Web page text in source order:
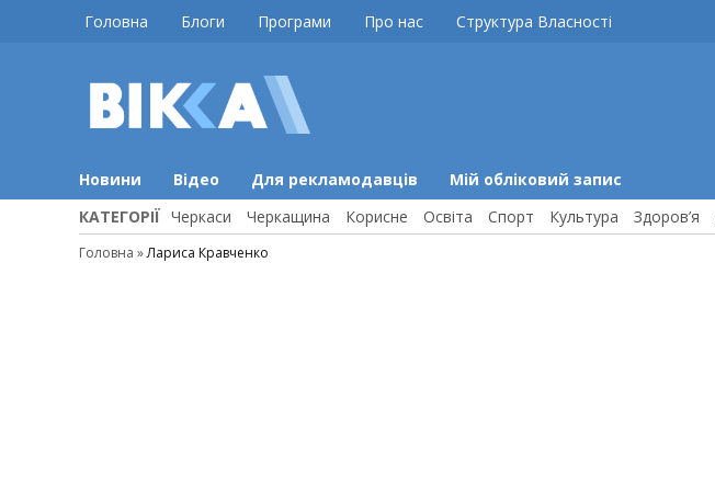
Головна Блоги Програми Про нас Структура Власності
Новини Відео Для рекламодавців Мій обліковий запис
КАТЕГОРІЇ Черкаси Черкащина Корисне Освіта Спорт Культура Здоров’я
Головна »Лариса Кравченко